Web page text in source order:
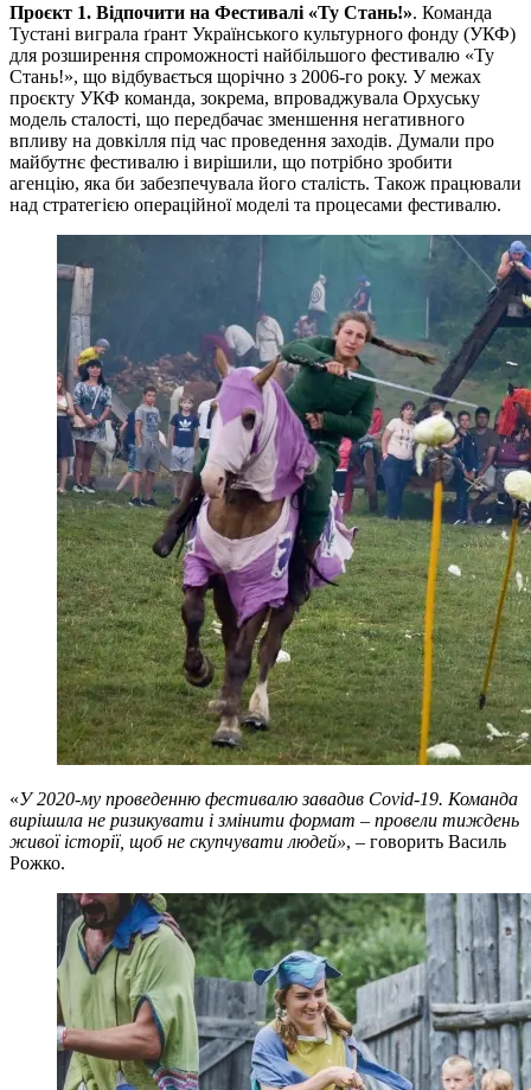
Проєкт 1. Відпочити на Фестивалі «Ту Стань!». Команда
Тустані виграла ґрант Українського культурного фонду (УКФ)
для розширення спроможності найбільшого фестивалю «Ту
Стань!», що відбувається щорічно з 2006-го року. У межах
проєкту УКФ команда, зокрема, впроваджувала Орхуську
модель сталості, що передбачає зменшення негативного
впливу на довкілля під час проведення заходів. Думали про
майбутнє фестивалю і вирішили, що потрібно зробити
агенцію, яка би забезпечувала його сталість. Також працювали
над стратегією операційної моделі та процесами фестивалю.
«У 2020-му проведенню фестивалю завадив Covid-19. Команда
вирішила не ризикувати і змінити формат – провели тиждень
живої історії, щоб не скупчувати людей», – говорить Василь
Рожко.